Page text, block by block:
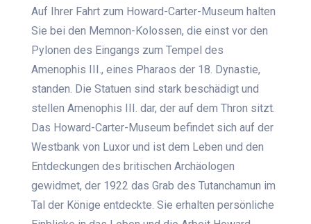
Auf Ihrer Fahrt zum Howard-Carter-Museum halten
Sie bei den Memnon-Kolossen, die einst vor den
Pylonen des Eingangs zum Tempel des
Amenophis III., eines Pharaos der 18. Dynastie,
standen. Die Statuen sind stark beschädigt und
stellen Amenophis III. dar, der auf dem Thron sitzt.
Das Howard-Carter-Museum befindet sich auf der
Westbank von Luxor und ist dem Leben und den
Entdeckungen des britischen Archäologen
gewidmet, der 1922 das Grab des Tutanchamun im
Tal der Könige entdeckte. Sie erhalten persönliche